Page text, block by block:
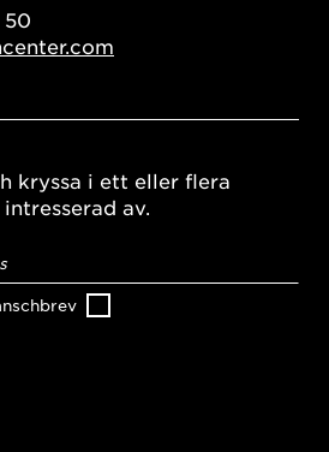
50
kryssa i ett eller flera
av.